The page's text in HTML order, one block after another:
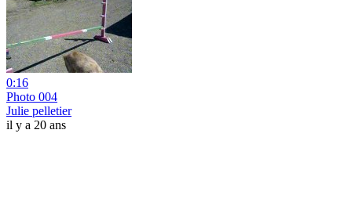
0:16
Photo 004
Julie pelletier
il y a 20 ans